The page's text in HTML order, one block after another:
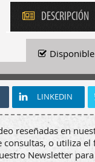
DESCRIPCIÓN
LINKEDIN
reseñadas en
consultas, o utiliza
Newsletter